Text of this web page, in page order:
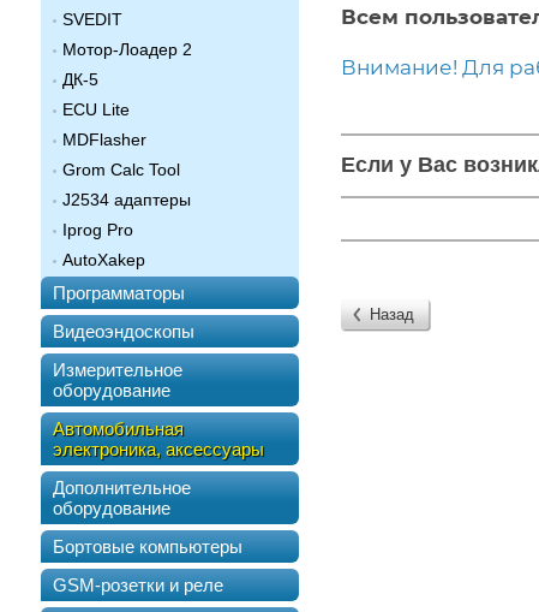
SVEDIT
Мотор-Лоадер 2
ДК-5
ECU Lite
MDFlasher
Grom Calc Tool
J2534 адаптеры
Iprog Pro
AutoXakep
Программаторы
Видеоэндоскопы
Измерительное
оборудование
Автомобильная
электроника, аксессуары
Дополнительное
оборудование
Бортовые компьютеры
GSM-розетки и реле
Всем
Внимание! Для
Если у Вас
Назад